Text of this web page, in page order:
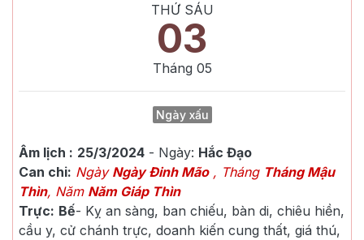
THỨ SÁU
03
Tháng 05
Ngày xấu
Âm lịch : 25/3/2024- Ngày: Hắc Đạo
Can chi: Ngày Ngày Đinh Mão, Tháng Tháng Mậu
Thìn, Năm Năm Giáp Thìn
Trực: Bế- Kỵ an sàng, ban chiếu, bàn di, chiêu hiền,
cầu y, cử chánh trực, doanh kiến cung thất, giá thú,